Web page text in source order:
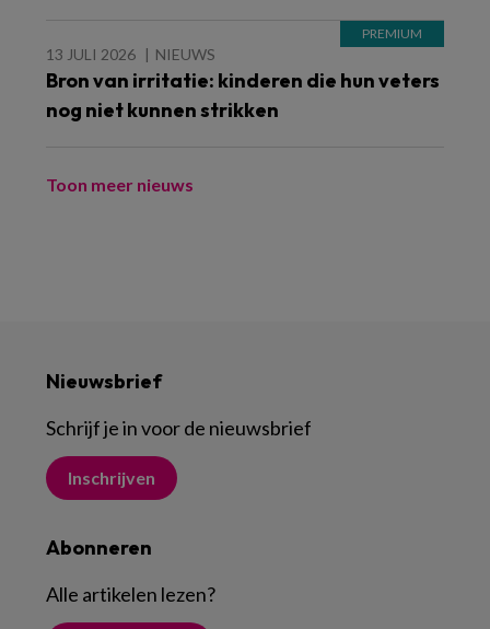
13 JULI 2026 NIEUWS
Bron van irritatie: kinderen die hun veters
nog niet kunnen strikken
Toon meer nieuws
Nieuwsbrief
Schrijf je in voor de nieuwsbrief
Inschrijven
Abonneren
Alle artikelen lezen?